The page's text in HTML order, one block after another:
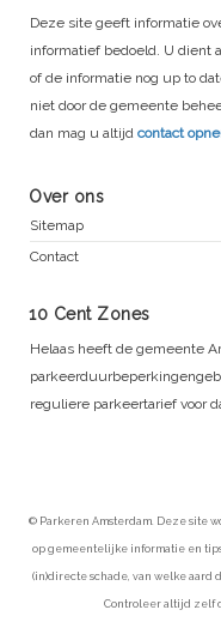
Deze site geeft informatie
informatief bedoeld. U dient
of de informatie nog up to
niet door de gemeente
dan mag u altijd contact
Over ons
Sitemap
Contact
10 Cent Zones
Helaas heeft de gemeente
reguliere parkeertarief voor
© Parkeren Amsterdam. Deze site
op gemeentelijke informatie en
(in)directe schade, van welke aard
Controleer altijd zelf